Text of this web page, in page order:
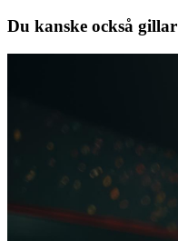
Du kanske också gillar